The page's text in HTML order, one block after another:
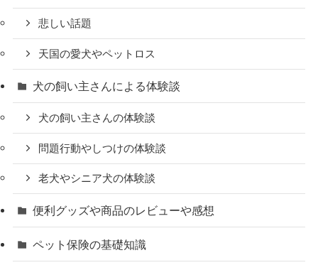
悲しい話題
天国の愛犬やペットロス
犬の飼い主さんによる体験談
犬の飼い主さんの体験談
問題行動やしつけの体験談
老犬やシニア犬の体験談
便利グッズや商品のレビューや感想
ペット保険の基礎知識